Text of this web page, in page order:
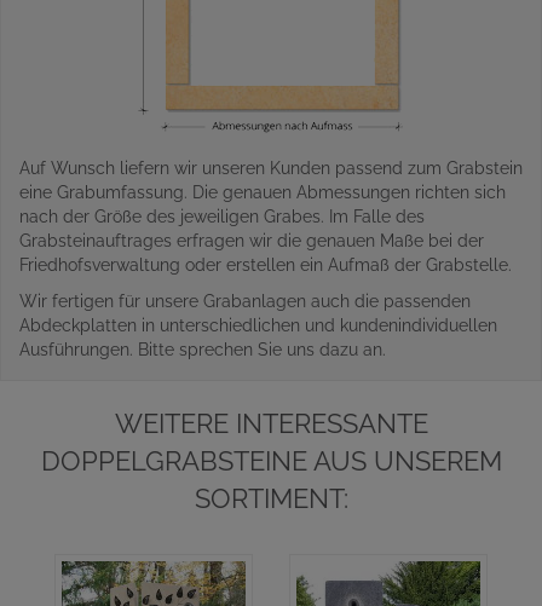
Auf Wunsch liefern wir unseren Kunden passend zum Grabstein
eine Grabumfassung. Die genauen Abmessungen richten sich
nach der Größe des jeweiligen Grabes. Im Falle des
Grabsteinauftrages erfragen wir die genauen Maße bei der
Friedhofsverwaltung oder erstellen ein Aufmaß der Grabstelle.
Wir fertigen für unsere Grabanlagen auch die passenden
Abdeckplatten in unterschiedlichen und kundenindividuellen
Ausführungen. Bitte sprechen Sie uns dazu an.
WEITERE INTERESSANTE
DOPPELGRABSTEINE AUS UNSEREM
SORTIMENT: